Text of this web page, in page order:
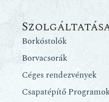
Borkóstolók
Borvacsorák
Céges rendezvények
Csapatépítő